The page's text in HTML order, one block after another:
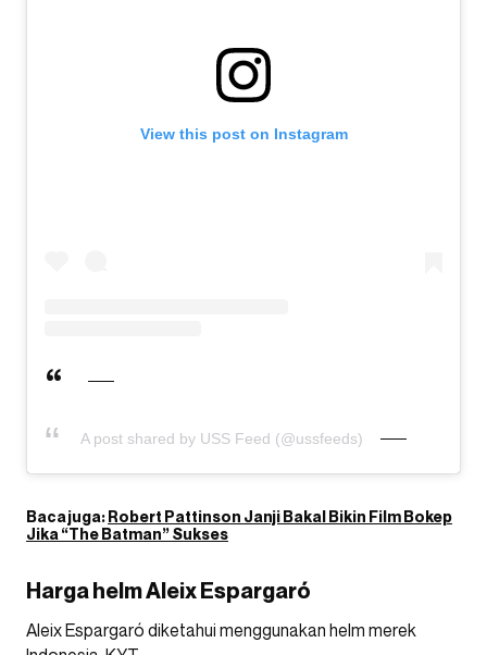
View this post on Instagram
A post shared by USS Feed (@ussfeeds)
Baca juga:Robert Pattinson Janji Bakal Bikin Film Bokep
Jika “The Batman” Sukses
Harga helm Aleix Espargaró
Aleix Espargaró diketahui menggunakan helm merek